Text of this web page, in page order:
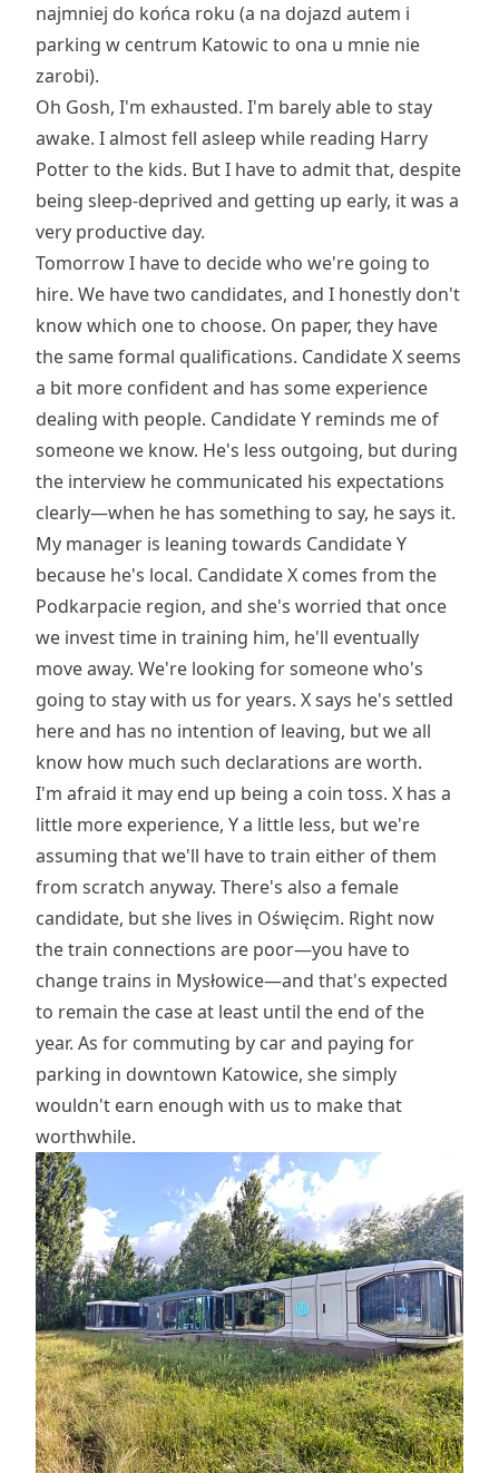
najmniej do końca roku (a na dojazd autem i
parking w centrum Katowic to ona u mnie nie
zarobi).
Oh Gosh, I'm exhausted. I'm barely able to stay
awake. I almost fell asleep while reading Harry
Potter to the kids. But I have to admit that, despite
being sleep-deprived and getting up early, it was a
very productive day.
Tomorrow I have to decide who we're going to
hire. We have two candidates, and I honestly don't
know which one to choose. On paper, they have
the same formal qualifications. Candidate X seems
a bit more confident and has some experience
dealing with people. Candidate Y reminds me of
someone we know. He's less outgoing, but during
the interview he communicated his expectations
clearly—when he has something to say, he says it.
My manager is leaning towards Candidate Y
because he's local. Candidate X comes from the
Podkarpacie region, and she's worried that once
we invest time in training him, he'll eventually
move away. We're looking for someone who's
going to stay with us for years. X says he's settled
here and has no intention of leaving, but we all
know how much such declarations are worth.
I'm afraid it may end up being a coin toss. X has a
little more experience, Y a little less, but we're
assuming that we'll have to train either of them
from scratch anyway. There's also a female
candidate, but she lives in Oświęcim. Right now
the train connections are poor—you have to
change trains in Mysłowice—and that's expected
to remain the case at least until the end of the
year. As for commuting by car and paying for
parking in downtown Katowice, she simply
wouldn't earn enough with us to make that
worthwhile.